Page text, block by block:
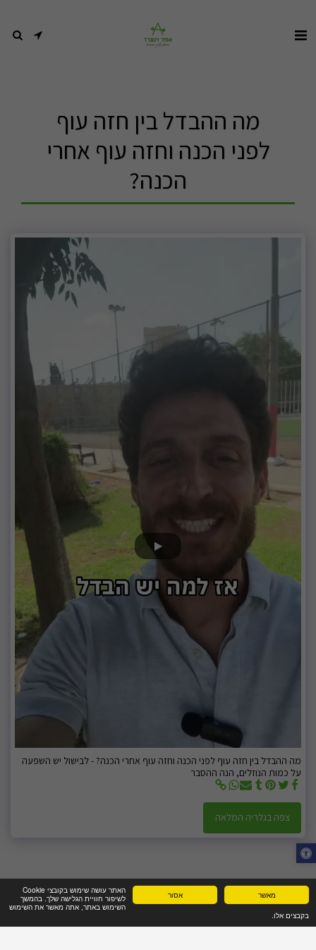
מאשר אסור
האתר עושה שימוש בקובצי Cookie
לשיפור חוויית הגלישה שלך. בהמשך
השימוש באתר, אתה מאשר את השימוש
בקבצים אלו.
מה ההבדל בין חזה עוף
לפני הכנה וחזה עוף אחרי
הכנה?
מה ההבדל בין חזה עוף לפני הכנה וחזה עוף אחרי הכנה? - לבישול יש השפעה
על כמות הנוזלים, הנה ההסבר
צפה בגלריה המלאה